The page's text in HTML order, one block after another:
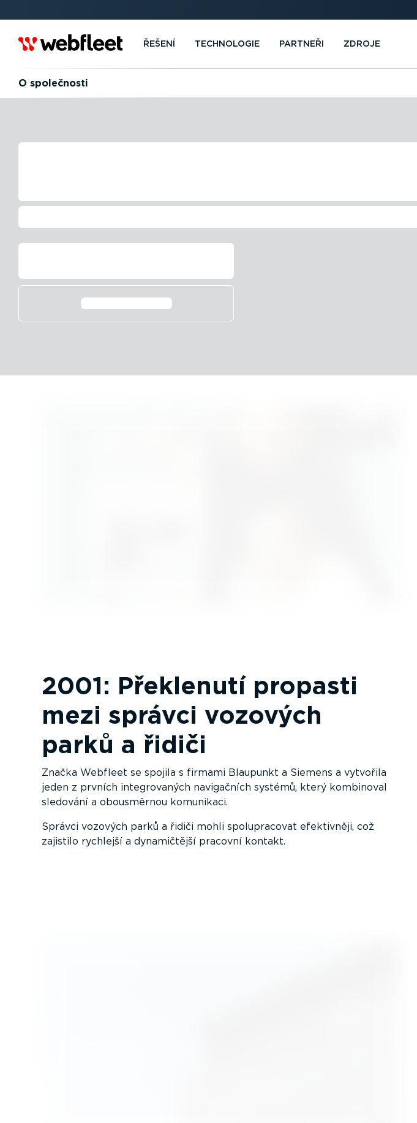
ŘEŠENÍ TECHNOLOGIE PARTNEŘI ZDROJE
O společnosti
HISTORIE SPOLEČNOSTI
Další informace⁠
2001: Překlenutí propasti
mezi správci vozových
parků a řidiči
Značka Webfleet se spojila s firmami Blaupunkt a Siemens a vytvořila
jeden z prvních integro­vaných navigačních systémů, který kombinoval
sledování a obousměrnou komunikaci.
Správci vozových parků a řidiči mohli spolu­pra­covat efektivněji, což
zajistilo rychlejší a dynamič­tější pracovní kontakt.